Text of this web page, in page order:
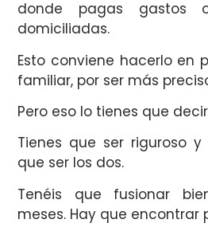
donde pagas gastos
domiciliadas.
Esto conviene hacerlo en
familiar, por ser más
Pero eso lo tienes que
Tienes que ser riguroso y
que ser los dos.
Tenéis que fusionar
meses. Hay que encontrar